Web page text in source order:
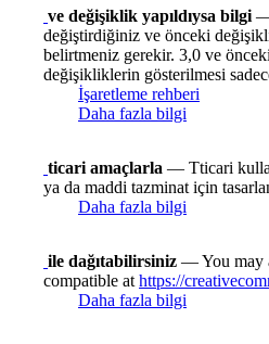
ve değişiklik yapıldıysa bilgi —
değiştirdiğiniz ve önceki
belirtmeniz gerekir. 3,0 ve
değişikliklerin gösterilmesi
İşaretleme rehberi
Daha fazla bilgi
ticari amaçlarla — Tticari
ya da maddi tazminat için
Daha fazla bilgi
ile dağıtabilirsiniz — You may
compatible at https://
Daha fazla bilgi